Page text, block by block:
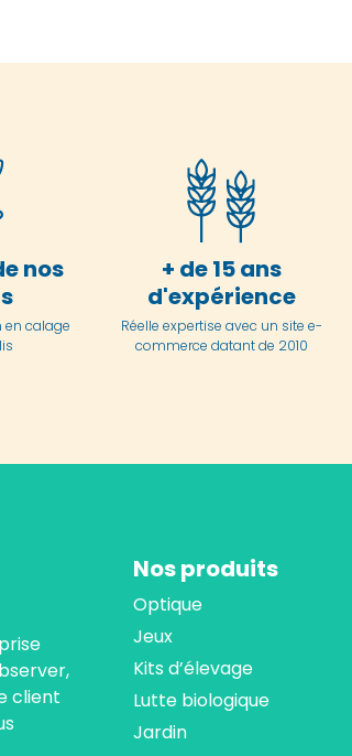
nos
en calage
+ de 15 ans
d'expérience
Réelle expertise avec un site e-
commerce datant de 2010
client
Nos produits
Optique
Jeux
Kits d’élevage
Lutte biologique
Jardin